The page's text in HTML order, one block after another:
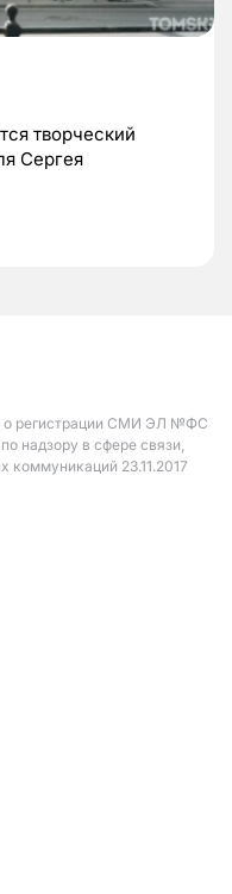
творческий
Сергея
о регистрации СМИ ЭЛ №ФС
надзору в сфере связи,
коммуникаций 23.11.2017